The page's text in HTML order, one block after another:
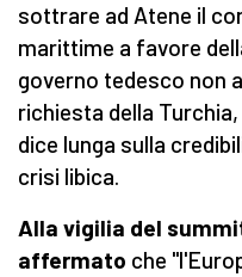
sottrare ad Atene il
marittime a favore
governo tedesco non
richiesta della
dice lunga sulla
crisi libica.
Alla vigilia del
affermato che